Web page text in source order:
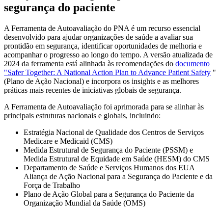
segurança do paciente
A Ferramenta de Autoavaliação do PNA é um recurso essencial
desenvolvido para ajudar organizações de saúde a avaliar sua
prontidão em segurança, identificar oportunidades de melhoria e
acompanhar o progresso ao longo do tempo. A versão atualizada de
2024 da ferramenta está alinhada às recomendações do documento
"Safer Together: A National Action Plan to Advance Patient Safety "
(Plano de Ação Nacional) e incorpora os insights e as melhores
práticas mais recentes de iniciativas globais de segurança.
A Ferramenta de Autoavaliação foi aprimorada para se alinhar às
principais estruturas nacionais e globais, incluindo:
Estratégia Nacional de Qualidade dos Centros de Serviços
Medicare e Medicaid (CMS)
Medida Estrutural de Segurança do Paciente (PSSM) e
Medida Estrutural de Equidade em Saúde (HESM) do CMS
Departamento de Saúde e Serviços Humanos dos EUA
Aliança de Ação Nacional para a Segurança do Paciente e da
Força de Trabalho
Plano de Ação Global para a Segurança do Paciente da
Organização Mundial da Saúde (OMS)